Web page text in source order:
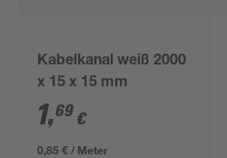
Kabelkanal weiß 2000
x 15 x 15 mm
1,69 €
0,85 € / Meter